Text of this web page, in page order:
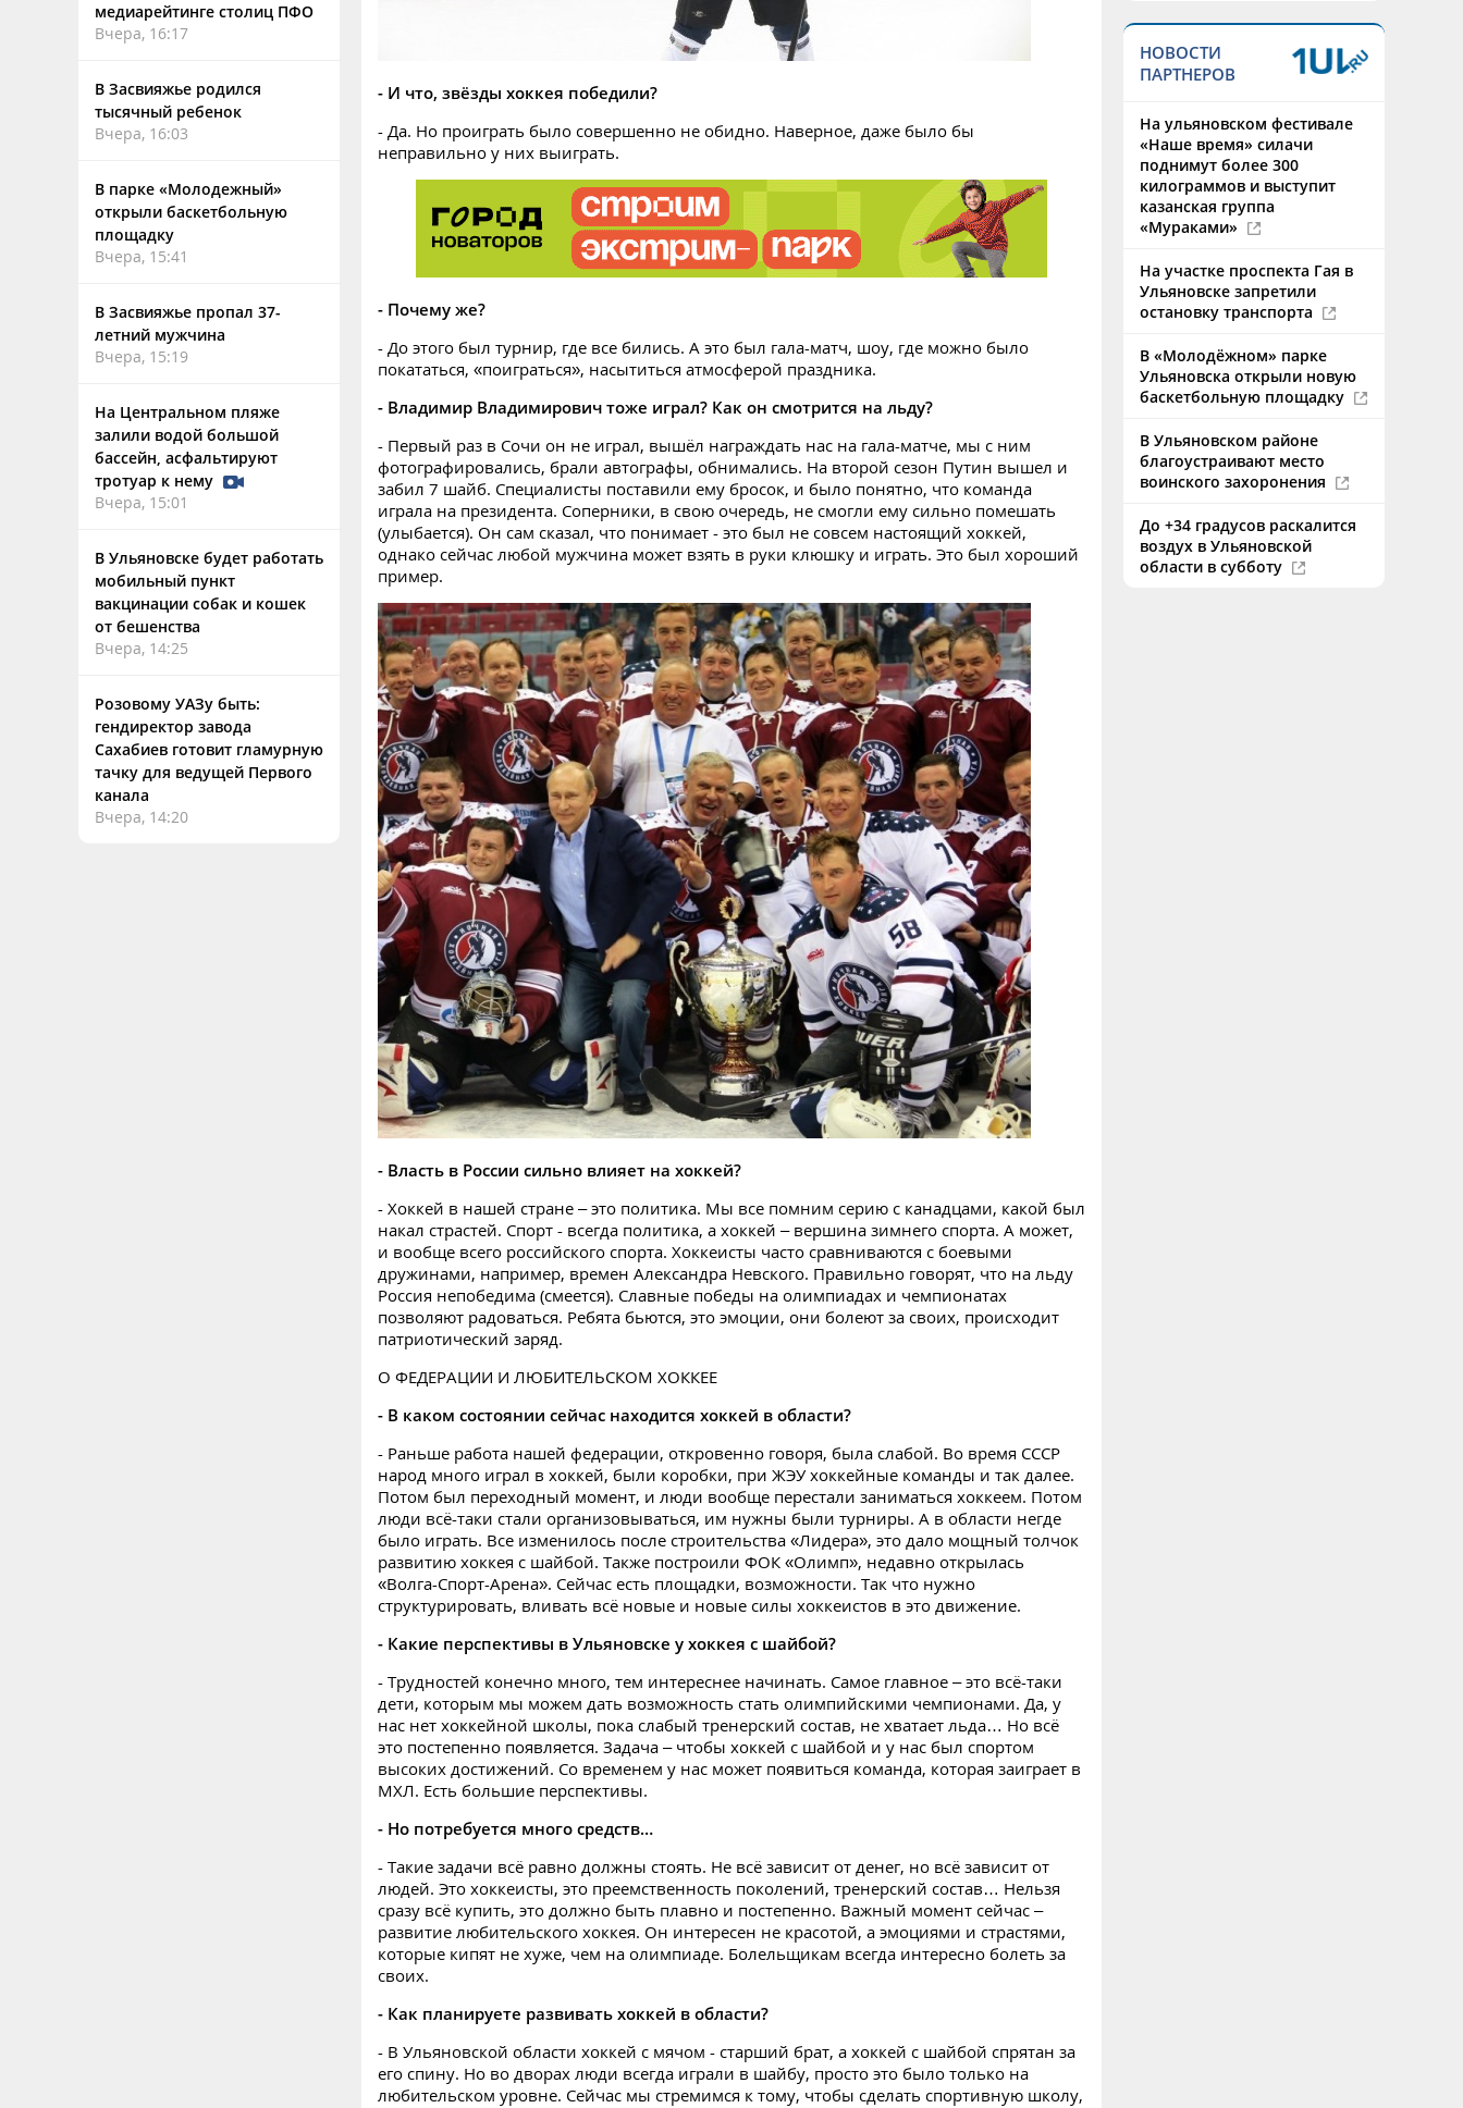
медиарейтинге столиц ПФО
Вчера, 16:17
В Засвияжье родился
тысячный ребенок
Вчера, 16:03
В парке «Молодежный»
открыли баскетбольную
площадку
Вчера, 15:41
В Засвияжье пропал 37-
летний мужчина
Вчера, 15:19
На Центральном пляже
залили водой большой
бассейн, асфальтируют
тротуар к нему
Вчера, 15:01
В Ульяновске будет работать
мобильный пункт
вакцинации собак и кошек
от бешенства
Вчера, 14:25
Розовому УАЗу быть:
гендиректор завода
Сахабиев готовит гламурную
тачку для ведущей Первого
канала
Вчера, 14:20
- И что, звёзды хоккея победили?
- Да. Но проиграть было совершенно не обидно. Наверное, даже было бы
неправильно у них выиграть.
- Почему же?
- До этого был турнир, где все бились. А это был гала-матч, шоу, где можно было
покататься, «поиграться», насытиться атмосферой праздника.
- Владимир Владимирович тоже играл? Как он смотрится на льду?
- Первый раз в Сочи он не играл, вышёл награждать нас на гала-матче, мы с ним
фотографировались, брали автографы, обнимались. На второй сезон Путин вышел и
забил 7 шайб. Специалисты поставили ему бросок, и было понятно, что команда
играла на президента. Соперники, в свою очередь, не смогли ему сильно помешать
(улыбается). Он сам сказал, что понимает - это был не совсем настоящий хоккей,
однако сейчас любой мужчина может взять в руки клюшку и играть. Это был хороший
пример.
- Власть в России сильно влияет на хоккей?
- Хоккей в нашей стране – это политика. Мы все помним серию с канадцами, какой был
накал страстей. Спорт - всегда политика, а хоккей – вершина зимнего спорта. А может,
и вообще всего российского спорта. Хоккеисты часто сравниваются с боевыми
дружинами, например, времен Александра Невского. Правильно говорят, что на льду
Россия непобедима (смеется). Славные победы на олимпиадах и чемпионатах
позволяют радоваться. Ребята бьются, это эмоции, они болеют за своих, происходит
патриотический заряд.
О ФЕДЕРАЦИИ И ЛЮБИТЕЛЬСКОМ ХОККЕЕ
- В каком состоянии сейчас находится хоккей в области?
- Раньше работа нашей федерации, откровенно говоря, была слабой. Во время СССР
народ много играл в хоккей, были коробки, при ЖЭУ хоккейные команды и так далее.
Потом был переходный момент, и люди вообще перестали заниматься хоккеем. Потом
люди всё-таки стали организовываться, им нужны были турниры. А в области негде
было играть. Все изменилось после строительства «Лидера», это дало мощный толчок
развитию хоккея с шайбой. Также построили ФОК «Олимп», недавно открылась
«Волга-Спорт-Арена». Сейчас есть площадки, возможности. Так что нужно
структурировать, вливать всё новые и новые силы хоккеистов в это движение.
- Какие перспективы в Ульяновске у хоккея с шайбой?
- Трудностей конечно много, тем интереснее начинать. Самое главное – это всё-таки
дети, которым мы можем дать возможность стать олимпийскими чемпионами. Да, у
нас нет хоккейной школы, пока слабый тренерский состав, не хватает льда… Но всё
это постепенно появляется. Задача – чтобы хоккей с шайбой и у нас был спортом
высоких достижений. Со временем у нас может появиться команда, которая заиграет в
МХЛ. Есть большие перспективы.
- Но потребуется много средств…
- Такие задачи всё равно должны стоять. Не всё зависит от денег, но всё зависит от
людей. Это хоккеисты, это преемственность поколений, тренерский состав… Нельзя
сразу всё купить, это должно быть плавно и постепенно. Важный момент сейчас –
развитие любительского хоккея. Он интересен не красотой, а эмоциями и страстями,
которые кипят не хуже, чем на олимпиаде. Болельщикам всегда интересно болеть за
своих.
- Как планируете развивать хоккей в области?
- В Ульяновской области хоккей с мячом - старший брат, а хоккей с шайбой спрятан за
его спину. Но во дворах люди всегда играли в шайбу, просто это было только на
любительском уровне. Сейчас мы стремимся к тому, чтобы сделать спортивную школу,
НОВОСТИ
ПАРТНЕРОВ
На ульяновском фестивале
«Наше время» силачи
поднимут более 300
килограммов и выступит
казанская группа
«Мураками»
На участке проспекта Гая в
Ульяновске запретили
остановку транспорта
В «Молодёжном» парке
Ульяновска открыли новую
баскетбольную площадку
В Ульяновском районе
благоустраивают место
воинского захоронения
До +34 градусов раскалится
воздух в Ульяновской
области в субботу